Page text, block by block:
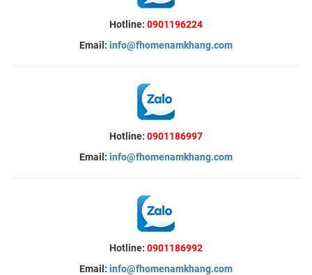
Hotline: 0901196224
Email: info@fhomenamkhang.com
Hotline: 0901186997
Email: info@fhomenamkhang.com
Hotline: 0901186992
Email: info@fhomenamkhang.com